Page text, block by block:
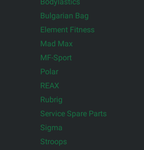
Bulgarian Bag
Element Fitness
Mad Max
MF-Sport
Polar
REAX
Rubrig
Service Spare Parts
Sigma
Stroops